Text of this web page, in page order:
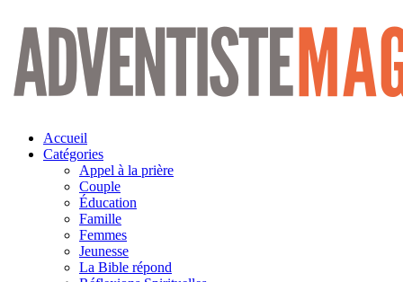
Aller
contenu
Accueil
Catégories
Appel à la prière
Couple
Éducation
Famille
Femmes
Jeunesse
La Bible répond